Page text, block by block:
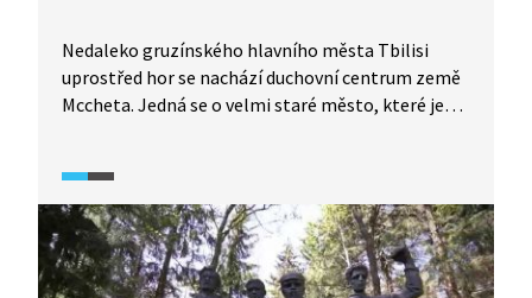
Nedaleko gruzínského hlavního města Tbilisi
uprostřed hor se nachází duchovní centrum země
Mccheta. Jedná se o velmi staré město, které je
starobylou památkou Mcchety je tisíc let stará
opevněná katedrála.